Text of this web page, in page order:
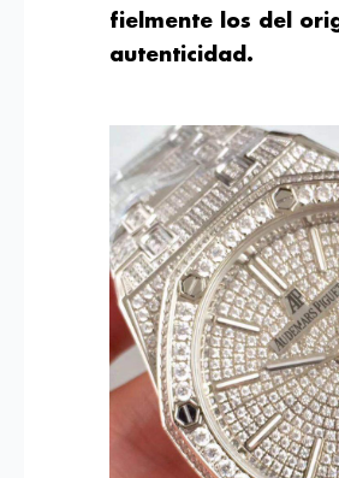
fielmente los del
autenticidad.